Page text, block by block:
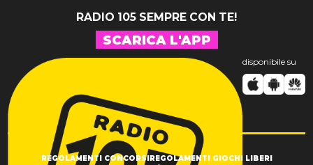
RADIO 105 SEMPRE CON TE!
SCARICA L'APP
disponibile su
REGOLAMENTI CONCORSI REGOLAMENTI GIOCHI LIBERI